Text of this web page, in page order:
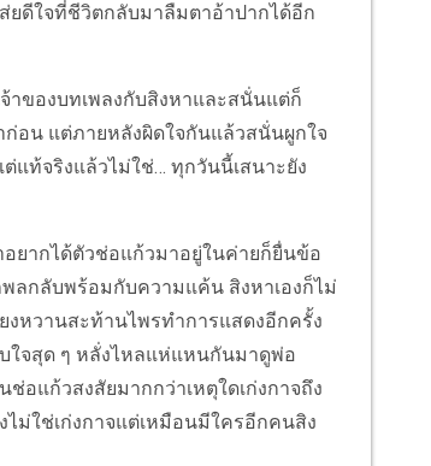
ยดีใจที่ชีวิตกลับมาลืมตาอ้าปากได้อีก
าของบทเพลงกับสิงหาและสนั่นแต่ก็
อน แต่ภายหลังผิดใจกันแล้วสนั่นผูกใจ
แท้จริงแล้วไม่ใช่… ทุกวันนี้เสนาะยัง
ยากได้ตัวช่อแก้วมาอยู่ในค่ายก็ยื่นข้อ
ลกลับพร้อมกับความแค้น สิงหาเองก็ไม่
งหวานสะท้านไพรทำการแสดงอีกครั้ง
บใจสุด ๆ หลั่งไหลแห่แหนกันมาดูพ่อ
อแก้วสงสัยมากกว่าเหตุใดเก่งกาจถึง
ไม่ใช่เก่งกาจแต่เหมือนมีใครอีกคนสิง